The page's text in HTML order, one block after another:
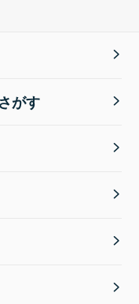
がす